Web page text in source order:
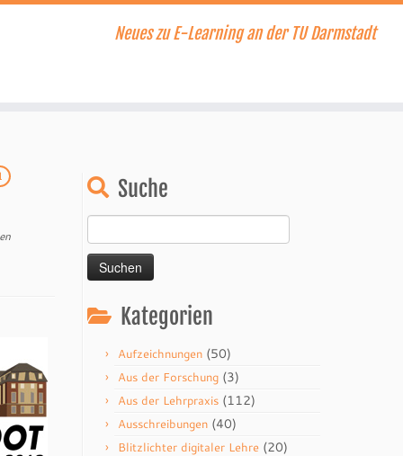
Neues zu E-Learning an der TU Darmstadt
Suche
nach:
Kategorien
Aufzeichnungen (50)
Aus der Forschung (3)
Aus der Lehrpraxis (112)
Ausschreibungen (40)
Blitzlichter digitaler Lehre (20)